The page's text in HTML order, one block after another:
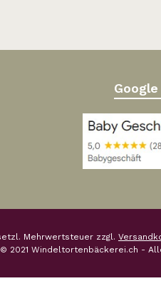
Mehrwertsteuer zzgl.
© 2021 Windeltortenbäckerei.ch -